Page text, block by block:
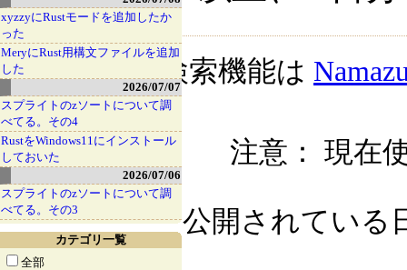
xyzzyにRustモードを追加したか
った
MeryにRust用構文ファイルを追加
した
2026/07/07
スプライトのzソートについて調
べてる。その4
RustをWindows11にインストール
しておいた
2026/07/06
スプライトのzソートについて調
べてる。その3
カテゴリ一覧
全部
検索機能は
注意： 現在
公開されている